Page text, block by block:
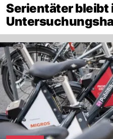
Serientäter bleibt